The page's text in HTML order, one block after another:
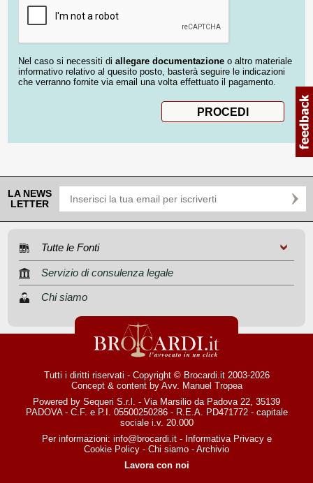
Nel caso si necessiti di allegare documentazione o altro materiale
informativo relativo al quesito posto, basterà seguire le indicazioni
che verranno fornite via email una volta effettuato il pagamento.
LA NEWS
LETTER
Tutte le Fonti
Servizio di consulenza legale
Chi siamo
Tutti i diritti riservati - Copyright © Brocardi.it 2003-2026
Concept & content by Avv. Manuel Tropea
Powered by Sequeri S.r.l. - Via Marsilio da Padova 22, 35139
PADOVA - C.F. e P.I. 05500250286 - R.E.A. PD471772 - capitale
sociale i.v. 20.000
Per informazioni: info@brocardi.it- Informativa Privacye
Cookie Policy - Chi siamo - Archivio
Lavora con noi